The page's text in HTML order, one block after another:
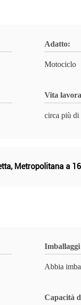
Adatto:
Motociclo
Vita
circa più di
, Metropolitana a
Abbia
Capacità